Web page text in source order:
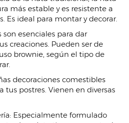
más estable y es resistente a
Es ideal para montar y decorar.
son esenciales para dar
creaciones. Pueden ser de
brownie, según el tipo de
decoraciones comestibles
tus postres. Vienen en diversas
Especialmente formulado